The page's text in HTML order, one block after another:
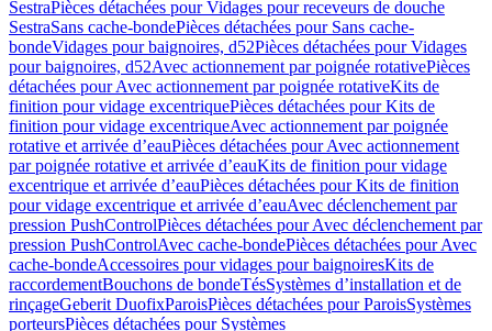
SestraPièces détachées pour Vidages pour receveurs de douche
SestraSans cache-bondePièces détachées pour Sans cache-
bondeVidages pour baignoires, d52Pièces détachées pour Vidages
pour baignoires, d52Avec actionnement par poignée rotativePièces
détachées pour Avec actionnement par poignée rotativeKits de
finition pour vidage excentriquePièces détachées pour Kits de
finition pour vidage excentriqueAvec actionnement par poignée
rotative et arrivée d’eauPièces détachées pour Avec actionnement
par poignée rotative et arrivée d’eauKits de finition pour vidage
excentrique et arrivée d’eauPièces détachées pour Kits de finition
pour vidage excentrique et arrivée d’eauAvec déclenchement par
pression PushControlPièces détachées pour Avec déclenchement par
pression PushControlAvec cache-bondePièces détachées pour Avec
cache-bondeAccessoires pour vidages pour baignoiresKits de
raccordementBouchons de bondeTésSystèmes d’installation et de
rinçageGeberit DuofixParoisPièces détachées pour ParoisSystèmes
porteursPièces détachées pour Systèmes